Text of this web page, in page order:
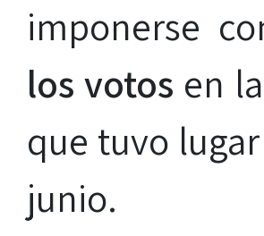
imponerse
los votos en la
que tuvo
junio.